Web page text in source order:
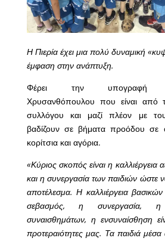
Η Πιερία έχει μια πολύ δυναμική
έμφαση στην ανάπτυξη.
Φέρει την υπογραφή
Χρυσανθόπουλου που είναι από
συλλόγου και μαζί πλέον με
βαδίζουν σε βήματα προόδου σε
κορίτσια και αγόρια.
«Κύριος σκοπός είναι η καλλιέργεια
και η συνεργασία των παιδιών ώστε
αποτέλεσμα. Η καλλιέργεια
σεβασμός, η συνεργασία, η
συναισθημάτων, η ενσυναίσθηση
προτεραιότητες μας. Τα παιδιά